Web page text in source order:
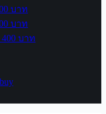
บาท
บาท
บาท